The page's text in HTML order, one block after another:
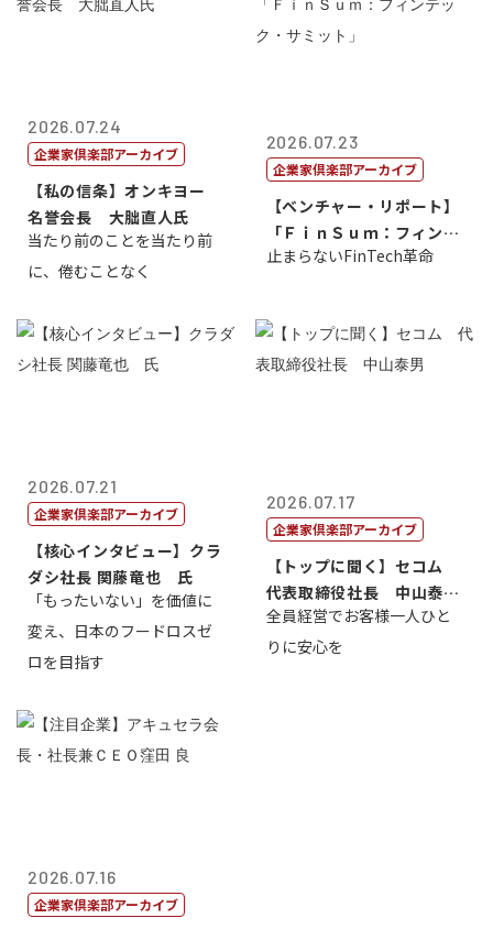
2026.07.24
企業家倶楽部アーカイブ
【私の信条】オンキヨー
名誉会長 大朏直人氏
当たり前のことを当たり前
に、倦むことなく
2026.07.23
企業家倶楽部アーカイブ
【ベンチャー・リポート】
「ＦｉｎＳｕｍ：フィンテ
ック・サミッ...
止まらないFinTech革命
2026.07.21
企業家倶楽部アーカイブ
【核心インタビュー】クラ
ダシ社長 関藤竜也 氏
「もったいない」を価値に
変え、日本のフードロスゼ
ロを目指す
2026.07.17
企業家倶楽部アーカイブ
【トップに聞く】セコム
代表取締役社長 中山泰
男
全員経営でお客様一人ひと
りに安心を
2026.07.16
企業家倶楽部アーカイブ